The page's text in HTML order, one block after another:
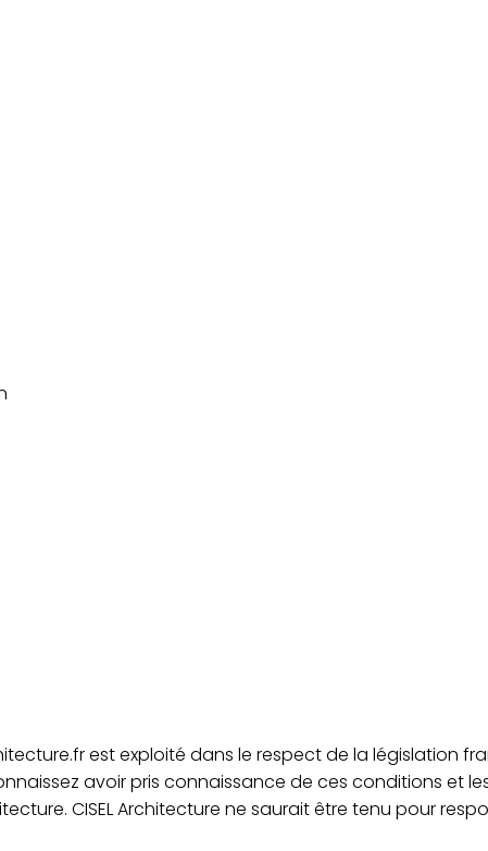
est exploité dans le respect de la législation
avoir pris connaissance de ces conditions et
CISEL Architecture ne saurait être tenu pour